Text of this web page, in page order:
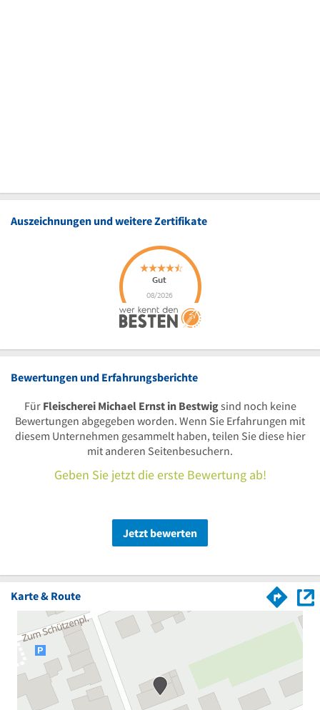
Auszeichnungen und weitere Zertifikate
Bewertungen und Erfahrungsberichte
Für Fleischerei Michael Ernst in Bestwigsind noch keine
Bewertungen abgegeben worden. Wenn Sie Erfahrungen mit
diesem Unternehmen gesammelt haben, teilen Sie diese hier
mit anderen Seitenbesuchern.
Geben Sie jetzt die erste Bewertung ab!
Jetzt bewerten
Karte & Route